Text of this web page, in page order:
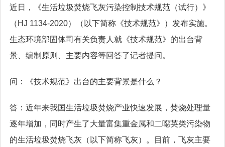
近日，《生活垃圾焚烧飞灰污染控制技术规范（试行）》
（HJ 1134-2020）（以下简称《技术规范》）发布实施。
生态环境部固体司有关负责人就《技术规范》的出台背
景、编制原则、主要内容等回答了记者提问。
问：《技术规范》出台的主要背景是什么？
答：近年来我国生活垃圾焚烧产业快速发展，焚烧处理量
逐年增加，同时产生了大量富集重金属和二噁英类污染物
的生活垃圾焚烧飞灰（以下简称飞灰）。目前，飞灰主要